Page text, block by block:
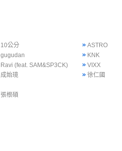
10公分
ASTRO
gugudan
KNK
Ravi (feat. SAM&SP3CK)
VIXX
成始璄
徐仁國
張根碩